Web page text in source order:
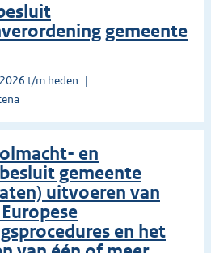
gemeente
t/m heden
en
gemeente
uitvoeren van
en het